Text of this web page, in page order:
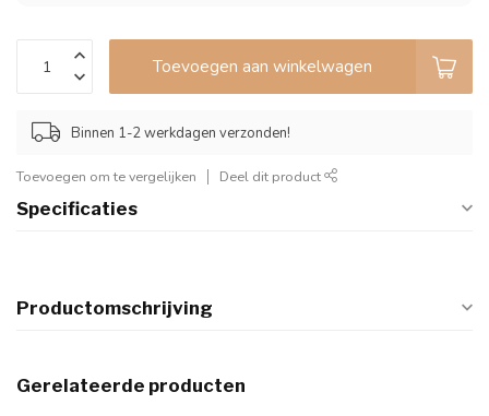
Toevoegen aan winkelwagen
Binnen 1-2 werkdagen verzonden!
Toevoegen om te vergelijken Deel dit product
Specificaties
Productomschrijving
Gerelateerde producten